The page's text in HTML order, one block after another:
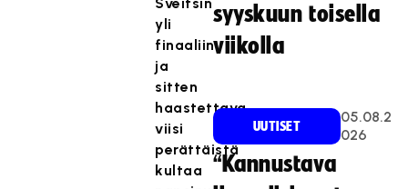
yli
finaaliin
ja
sitten
haastettava
viisi
perättäistä
kultaa
syyskuun toisella
viikolla
UUTISET
05.08.2
026
“Kannustava